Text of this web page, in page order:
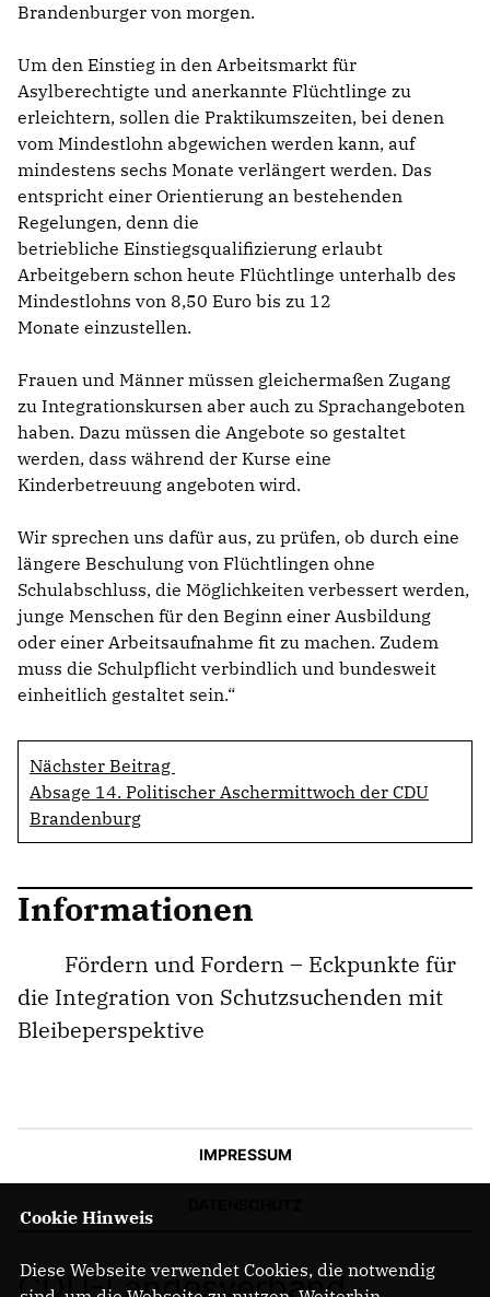
Brandenburger von morgen.
Um den Einstieg in den Arbeitsmarkt für
Asylberechtigte und anerkannte Flüchtlinge zu
erleichtern, sollen die Praktikumszeiten, bei denen
vom Mindestlohn abgewichen werden kann, auf
mindestens sechs Monate verlängert werden. Das
entspricht einer Orientierung an bestehenden
Regelungen, denn die
betriebliche Einstiegsqualifizierung erlaubt
Arbeitgebern schon heute Flüchtlinge unterhalb des
Mindestlohns von 8,50 Euro bis zu 12
Monate einzustellen.
Frauen und Männer müssen gleichermaßen Zugang
zu Integrationskursen aber auch zu Sprachangeboten
haben. Dazu müssen die Angebote so gestaltet
werden, dass während der Kurse eine
Kinderbetreuung angeboten wird.
Wir sprechen uns dafür aus, zu prüfen, ob durch eine
längere Beschulung von Flüchtlingen ohne
Schulabschluss, die Möglichkeiten verbessert werden,
junge Menschen für den Beginn einer Ausbildung
oder einer Arbeitsaufnahme fit zu machen. Zudem
muss die Schulpflicht verbindlich und bundesweit
einheitlich gestaltet sein.“
Nächster Beitrag
Absage 14. Politischer Aschermittwoch der CDU
Brandenburg
Informationen
Fördern und Fordern – Eckpunkte für
die Integration von Schutzsuchenden mit
Bleibeperspektive
IMPRESSUM
CDU-Landesverband
Cookie Hinweis
Diese Webseite verwendet Cookies, die notwendig